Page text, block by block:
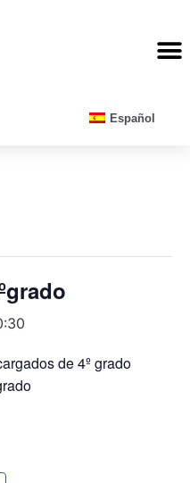
Español
de 4º grado